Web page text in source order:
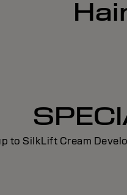
to SilkLift Cream